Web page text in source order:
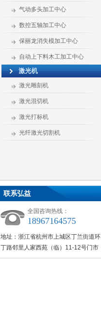
气动多头加工中心
数控五轴加工中心
保丽龙消失模加工中心
自动上下料木工加工中心
激光机
激光雕刻机
激光混切机
激光打标机
光纤激光切割机
联系弘益
全国咨询热线：
18967164575
地址：浙江省杭州市上城区丁兰街道环
丁路邻里人家西苑（临）11-12号门市